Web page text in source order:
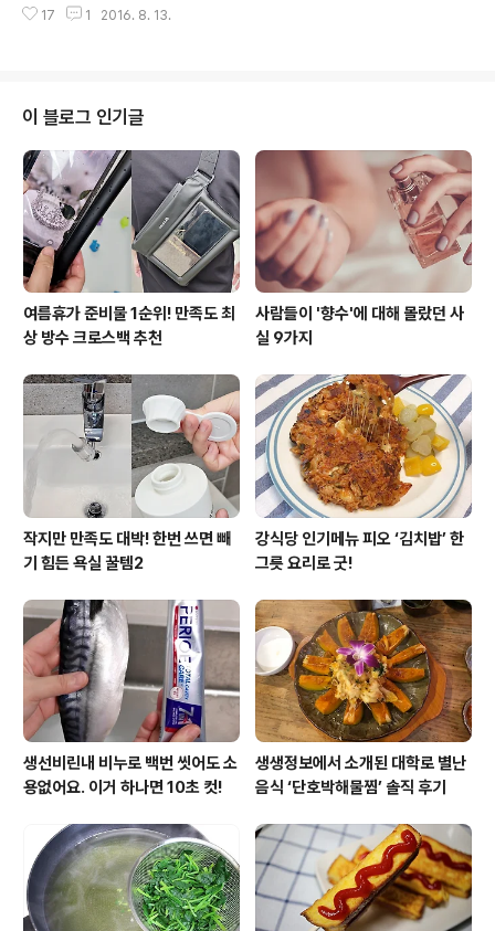
어주면 각설탕이 습기를 흡수해 과자 눅눅해지는 것을 방
매체 타비 라보가 공개한 사회인이 의미 있게 휴일을 보내
만 직장인이 되면 대다수가 급격히 살찐다. 5년 차에 몸무
게가 10kg이 늘어나는 것은 드문 일이 아니다. 그렇게 되
지 않기 위해 지금부터 운동을 습관화해두면 5년 뒤 혹은 1
0년 뒤에도 주위 사람과 비교할 때 체형에서 압도적인 차
이가 날 것이다. 조깅이나 축구 등 돈이 안 드는 운동도 좋
고 자전거나 승마 등 돈이 드는..
17 1 2016. 8. 13.
이 블로그 인기글
여름휴가 준비물 1순위! 만족도 최
상 방수 크로스백 추천
사람들이 '향수'에 대해 몰랐던 사
실 9가지
작지만 만족도 대박! 한번 쓰면 빼
기 힘든 욕실 꿀템2
강식당 인기메뉴 피오 ‘김치밥’ 한
그릇 요리로 굿!
생선비린내 비누로 백번 씻어도 소
용없어요. 이거 하나면 10초 컷!
생생정보에서 소개된 대학로 별난
음식 ‘단호박해물찜’ 솔직 후기